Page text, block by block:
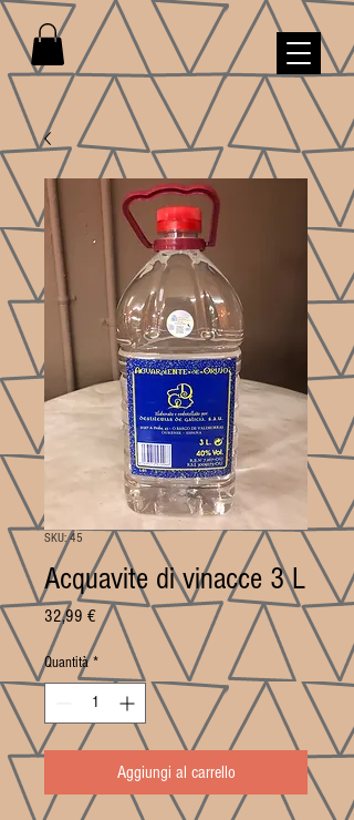
SKU: 45
Acquavite di vinacce 3 L
32,99 €Prezzo
Quantità *
Aggiungi al carrello